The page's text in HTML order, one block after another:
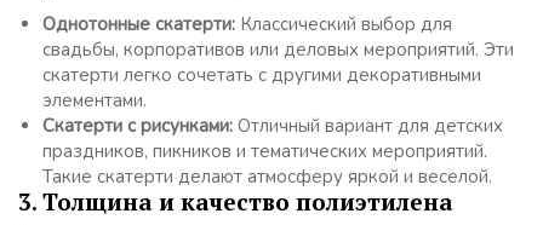
Однотонные скатерти: Классический выбор для
свадьбы, корпоративов или деловых мероприятий. Эти
скатерти легко сочетать с другими декоративными
элементами.
Скатерти с рисунками: Отличный вариант для детских
праздников, пикников и тематических мероприятий.
Такие скатерти делают атмосферу яркой и веселой.
3. Толщина и качество полиэтилена